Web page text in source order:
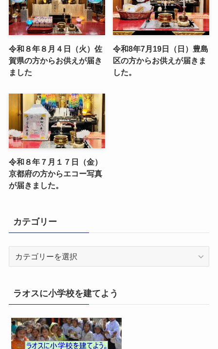
令和８年８月４日（火）佐
賀県の方からお供えが届き
ました
令和8年7月19日（日）豊島
区の方からお供えが届きま
した。
令和８年７月１７日（金）
京都府の方からエコー写真
が届きました。
カテゴリー
リ
ラオスに小学校を建てよう